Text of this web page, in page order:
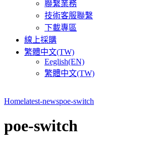
聯繫業務
技術客服聯繫
下載專區
線上採購
繁體中文(TW)
Eeglish(EN)
繁體中文(TW)
Homelatest-newspoe-switch
poe-switch